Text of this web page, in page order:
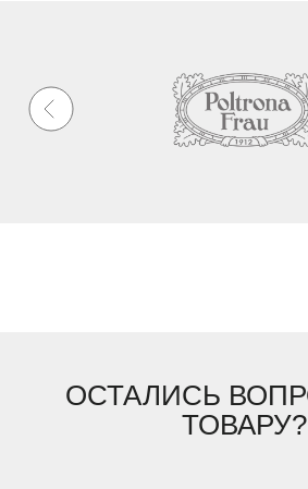
ОСТАЛИСЬ
ТОВАРУ?